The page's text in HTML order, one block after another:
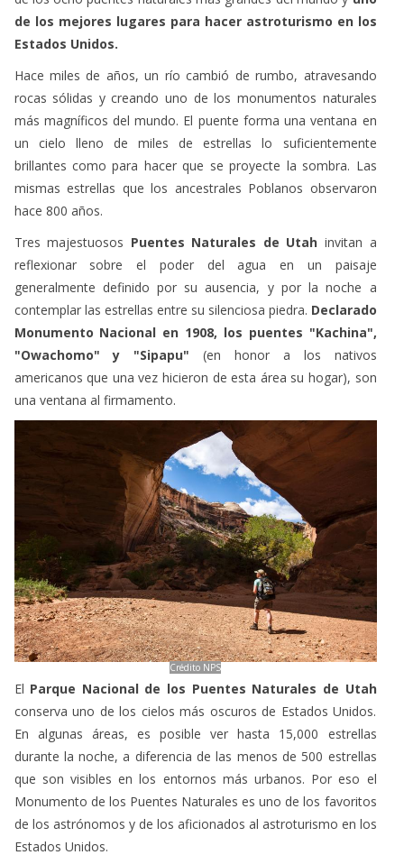
Estados Unidos.
Hace miles de años, un río cambió de rumbo, atravesando
más magníficos del mundo. El puente forma una ventana en
un cielo lleno de miles de estrellas lo suficientemente
brillantes como para hacer que se proyecte la sombra. Las
Tres majestuosos
generalmente definido por su ausencia, y por la noche a
contemplar las estrellas entre su silenciosa piedra.
Declarado
Monumento Nacional en 1908, los puentes "Kachina",
"Owachomo" y "Sipapu"
(en honor a los nativos
americanos que una vez hicieron de esta área su hogar), son
una ventana al firmamento.
Crédito NPS
ElParque Nacional de los Puentes Naturales de Utah
conserva uno de los cielos más oscuros de Estados Unidos.
En algunas áreas, es posible ver hasta 15,000 estrellas
durante la noche, a diferencia de las menos de 500 estrellas
que son visibles en los entornos más urbanos. Por eso el
Monumento de los Puentes Naturales es uno de los favoritos
de los astrónomos y de los aficionados al astroturismo en los
Estados Unidos.
A parte de la espectacularidad de sus paisajes, el Parque de